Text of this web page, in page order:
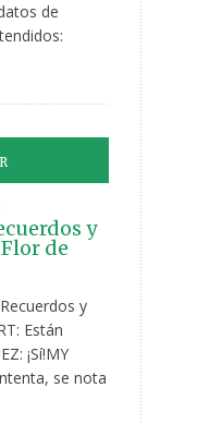
de
y
de
y
Están
¡Sí!MY
se nota